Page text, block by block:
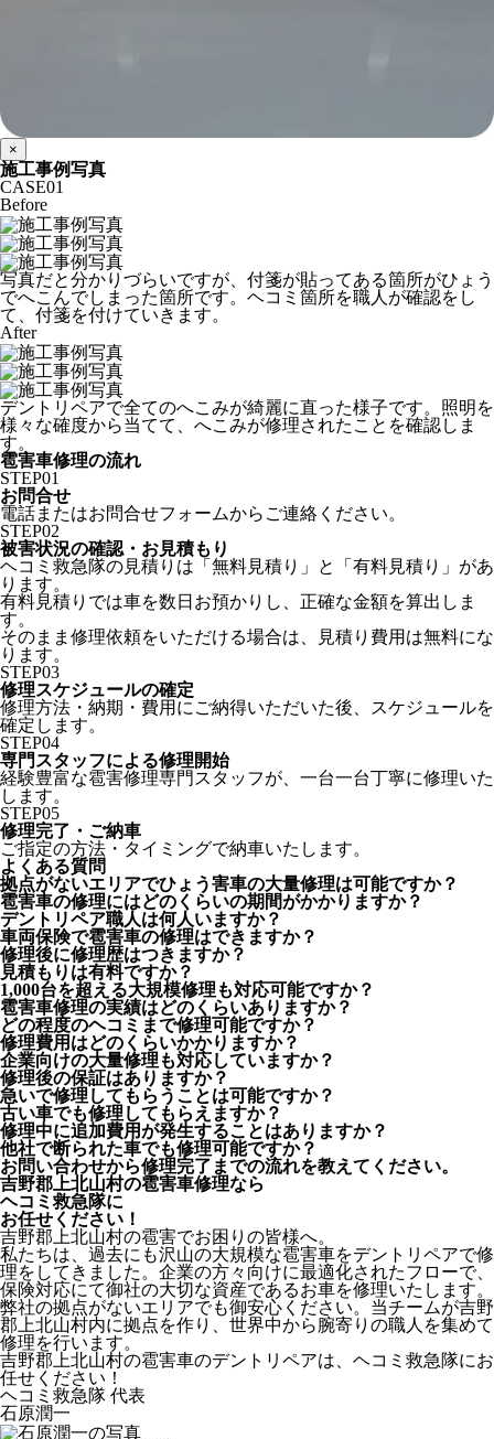
×
施工事例写真
CASE01
Before
写真だと分かりづらいですが、付箋が貼ってある箇所がひょう
でへこんでしまった箇所です。ヘコミ箇所を職人が確認をし
て、付箋を付けていきます。
After
デントリペアで全てのへこみが綺麗に直った様子です。照明を
様々な確度から当てて、へこみが修理されたことを確認しま
す。
雹害車修理の流れ
STEP01
お問合せ
電話またはお問合せフォームからご連絡ください。
STEP02
被害状況の確認・お見積もり
ヘコミ救急隊の見積りは「無料見積り」と「有料見積り」があ
ります。
有料見積りでは車を数日お預かりし、正確な金額を算出しま
す。
そのまま修理依頼をいただける場合は、見積り費用は無料にな
ります。
STEP03
修理スケジュールの確定
修理方法・納期・費用にご納得いただいた後、スケジュールを
確定します。
STEP04
専門スタッフによる修理開始
経験豊富な雹害修理専門スタッフが、一台一台丁寧に修理いた
します。
STEP05
修理完了・ご納車
ご指定の方法・タイミングで納車いたします。
よくある質問
拠点がないエリアでひょう害車の大量修理は可能ですか？
雹害車の修理にはどのくらいの期間がかかりますか？
デントリペア職人は何人いますか？
車両保険で雹害車の修理はできますか？
修理後に修理歴はつきますか？
見積もりは有料ですか？
1,000台を超える大規模修理も対応可能ですか？
雹害車修理の実績はどのくらいありますか？
どの程度のヘコミまで修理可能ですか？
修理費用はどのくらいかかりますか？
企業向けの大量修理も対応していますか？
修理後の保証はありますか？
急いで修理してもらうことは可能ですか？
古い車でも修理してもらえますか？
修理中に追加費用が発生することはありますか？
他社で断られた車でも修理可能ですか？
お問い合わせから修理完了までの流れを教えてください。
吉野郡上北山村の雹害車修理なら
ヘコミ救急隊に
お任せください！
吉野郡上北山村の雹害でお困りの皆様へ。
私たちは、過去にも沢山の大規模な雹害車をデントリペアで修
理をしてきました。企業の方々向けに最適化されたフローで、
保険対応にて御社の大切な資産であるお車を修理いたします。
弊社の拠点がないエリアでも御安心ください。当チームが吉野
郡上北山村内に拠点を作り、世界中から腕寄りの職人を集めて
修理を行います。
吉野郡上北山村の雹害車のデントリペアは、ヘコミ救急隊にお
任せください！
ヘコミ救急隊 代表
石原潤一